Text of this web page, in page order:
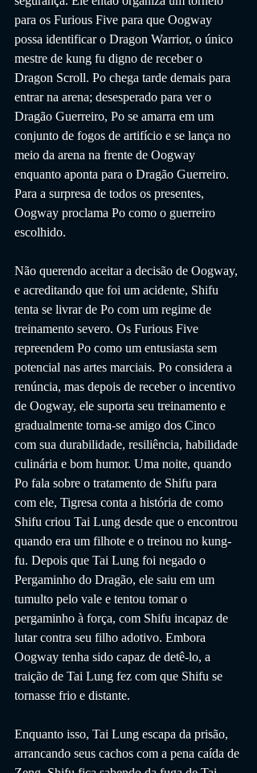
para os Furious Five para que Oogway
possa identificar o Dragon Warrior, o único
mestre de kung fu digno de receber o
Dragon Scroll. Po chega tarde demais para
entrar na arena; desesperado para ver o
Dragão Guerreiro, Po se amarra em um
conjunto de fogos de artifício e se lança no
meio da arena na frente de Oogway
enquanto aponta para o Dragão Guerreiro.
Para a surpresa de todos os presentes,
Oogway proclama Po como o guerreiro
escolhido.
Não querendo aceitar a decisão de Oogway,
e acreditando que foi um acidente, Shifu
tenta se livrar de Po com um regime de
treinamento severo. Os Furious Five
repreendem Po como um entusiasta sem
potencial nas artes marciais. Po considera a
renúncia, mas depois de receber o incentivo
de Oogway, ele suporta seu treinamento e
gradualmente torna-se amigo dos Cinco
com sua durabilidade, resiliência, habilidade
culinária e bom humor. Uma noite, quando
Po fala sobre o tratamento de Shifu para
com ele, Tigresa conta a história de como
Shifu criou Tai Lung desde que o encontrou
quando era um filhote e o treinou no kung-
fu. Depois que Tai Lung foi negado o
Pergaminho do Dragão, ele saiu em um
tumulto pelo vale e tentou tomar o
pergaminho à força, com Shifu incapaz de
lutar contra seu filho adotivo. Embora
Oogway tenha sido capaz de detê-lo, a
traição de Tai Lung fez com que Shifu se
tornasse frio e distante.
Enquanto isso, Tai Lung escapa da prisão,
arrancando seus cachos com a pena caída de